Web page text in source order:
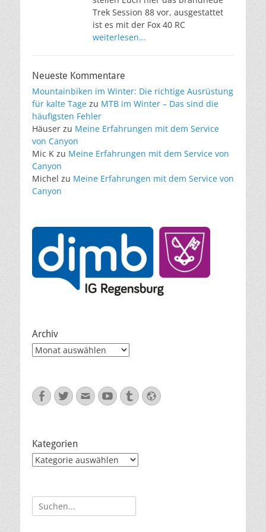
Trek Session 88 vor, ausgestattet
ist es mit der Fox 40 RC
weiterlesen…
Neueste Kommentare
Mountainbiken im Winter: Die richtige Ausrüstung
für kalte Tage zu MTB im Winter – Das sind die
häufigsten Fehler
Häuser zu Meine Erfahrungen mit dem Service
von Canyon
Mic K zu Meine Erfahrungen mit dem Service von
Canyon
Michel zu Meine Erfahrungen mit dem Service von
Canyon
Archiv
Archiv
Facebook
Twitter
E-
Mail
YouTube
TumblrWebsite
Kategorien
Kategorien
Suche
nach: